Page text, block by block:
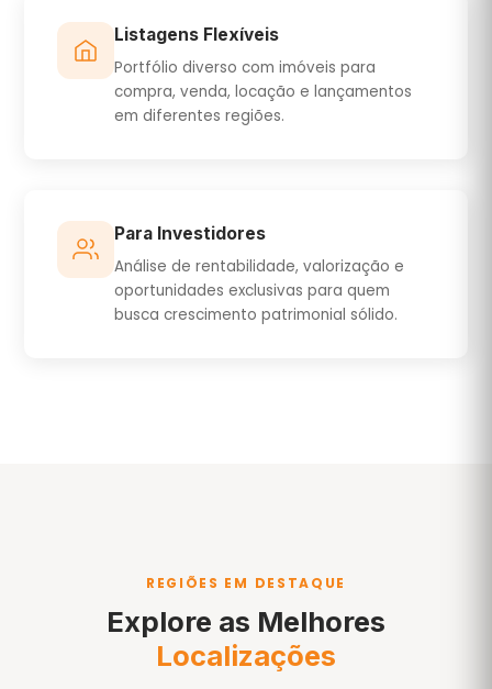
Listagens Flexíveis
Portfólio diverso com imóveis para
compra, venda, locação e lançamentos
em diferentes regiões.
Para Investidores
Análise de rentabilidade, valorização e
oportunidades exclusivas para quem
busca crescimento patrimonial sólido.
REGIÕES EM DESTAQUE
Explore as Melhores
Localizações